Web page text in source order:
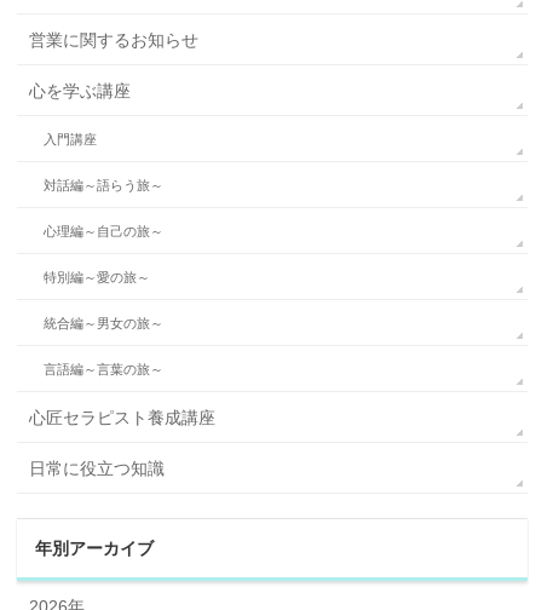
営業に関するお知らせ
心を学ぶ講座
入門講座
対話編～語らう旅～
心理編～自己の旅～
特別編～愛の旅～
統合編～男女の旅～
言語編～言葉の旅～
心匠セラピスト養成講座
日常に役立つ知識
年別アーカイブ